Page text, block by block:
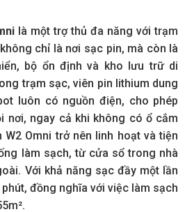
ilà một trợ thủ đa năng với trạm
chỉ là nơi sạc pin, mà còn là
bộ ổn định và kho lưu trữ di
trạm sạc, viên pin lithium dung
luôn có nguồn điện, cho phép
nơi, ngay cả khi không có ổ cắm
Omni trở nên linh hoạt và tiện
làm sạch, từ cửa sổ trong nhà
Với khả năng sạc đầy một lần
đồng nghĩa với việc làm sạch